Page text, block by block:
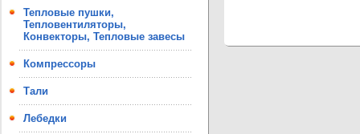
Тепловые пушки,
Тепловентиляторы,
Конвекторы, Тепловые завесы
Компрессоры
Тали
Лебедки